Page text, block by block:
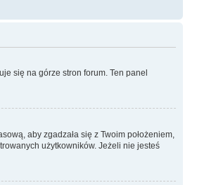
się na górze stron forum. Ten panel
aby zgadzała się z Twoim położeniem,
użytkowników. Jeżeli nie jesteś